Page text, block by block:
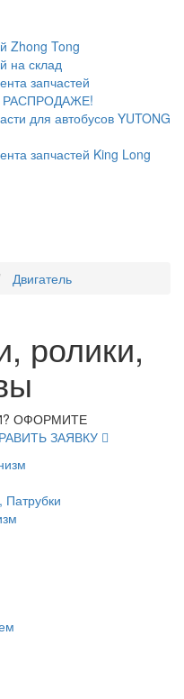
Zhong Tong
на склад
запчастей
РАСПРОДАЖЕ!
для автобусов YUTONG
запчастей King Long
Двигатель
ролики,
ОФОРМИТЕ
ЗАЯВКУ
Патрубки